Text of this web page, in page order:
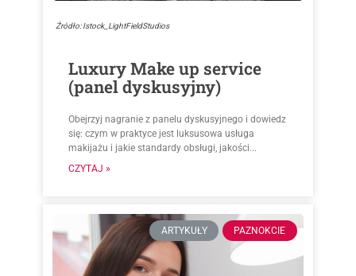
Źródło: Istock_LightFieldStudios
Luxury Make up service
(panel dyskusyjny)
Obejrzyj nagranie z panelu dyskusyjnego i dowiedz
się: czym w praktyce jest luksusowa usługa
makijażu i jakie standardy obsługi, jakości...
CZYTAJ »
ARTYKUŁY PAZNOKCIE